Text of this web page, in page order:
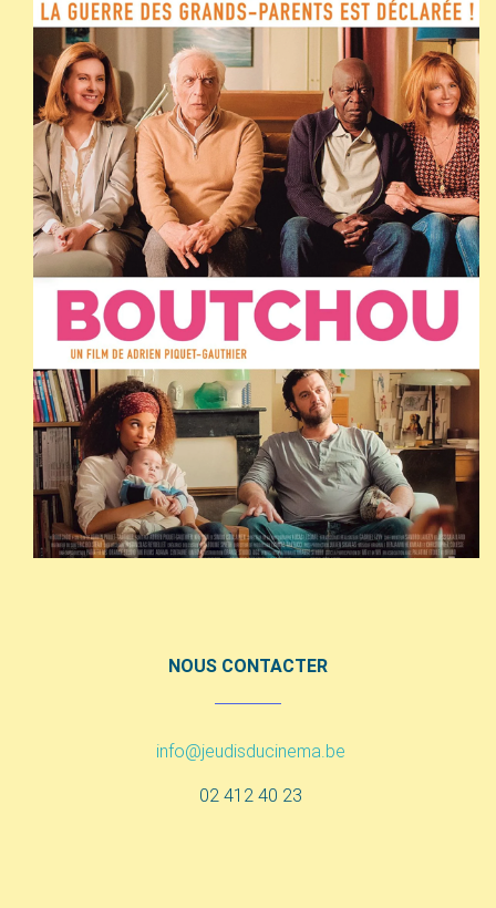
NOUS CONTACTER
info@jeudisducinema.be
02 412 40 23